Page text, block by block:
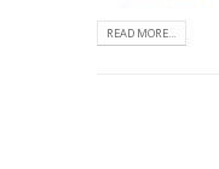
READ MORE...